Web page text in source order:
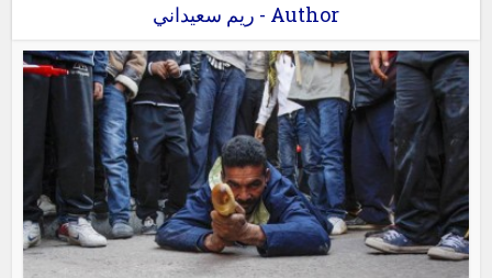
Author - ريم سعيداني